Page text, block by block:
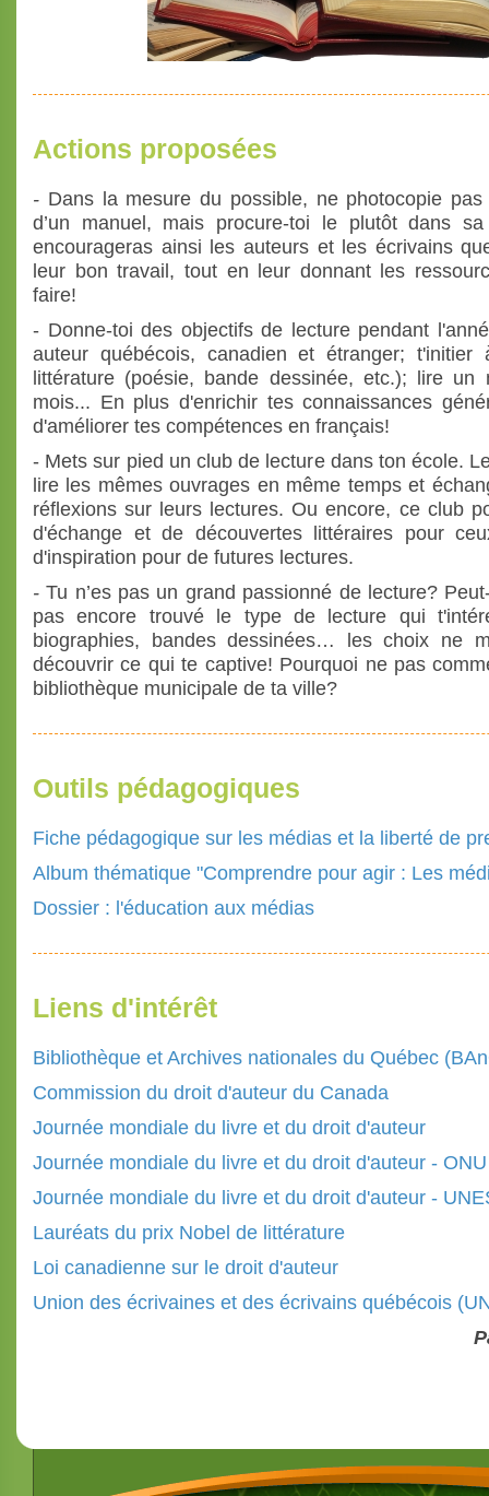
Actions proposées
- Dans la mesure du possible, ne photocopie
d’un manuel, mais procure-toi le plutôt dans
encourageras ainsi les auteurs et les écrivains
leur bon travail, tout en leur donnant les
faire!
- Donne-toi des objectifs de lecture pendant
auteur québécois, canadien et étranger;
littérature (poésie, bande dessinée, etc.); lire un
mois... En plus d'enrichir tes connaissances
d'améliorer tes compétences en français!
- Mets sur pied un club de lecture dans ton école.
lire les mêmes ouvrages en même temps et
réflexions sur leurs lectures. Ou encore, ce club
d'échange et de découvertes littéraires pour
d'inspiration pour de futures lectures.
-Tu n’es pas un grand passionné de lecture?
pas encore trouvé le type de lecture qui
biographies, bandes dessinées… les choix ne
découvrir ce qui te captive! Pourquoi ne pas
bibliothèque municipale de ta ville?
Outils pédagogiques
Fiche pédagogique sur les médias et la liberté de
Album thématique "Comprendre pour agir : Les
Dossier : l'éducation aux médias
Liens d'intérêt
Bibliothèque et Archives nationales du Québec
Commission du droit d'auteur du Canada
Journée mondiale du livre et du droit d'auteur
Journée mondiale du livre et du droit d'auteur - ONU
Journée mondiale du livre et du droit d'auteur -
Lauréats du prix Nobel de littérature
Loi canadienne sur le droit d'auteur
Union des écrivaines et des écrivains québécois